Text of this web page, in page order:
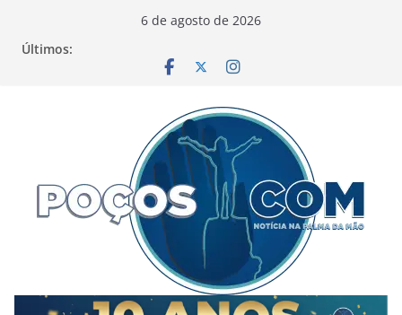
6 de agosto de 2026
Últimos: